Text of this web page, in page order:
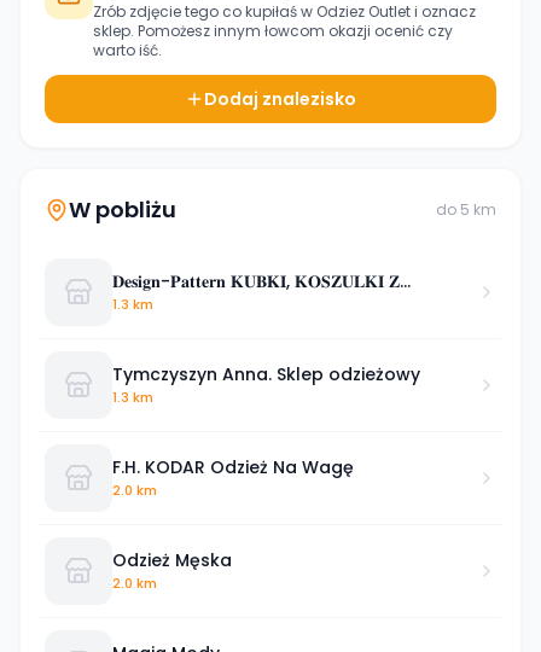
Zrób zdjęcie tego co kupiłaś w Odziez Outleti oznacz
sklep. Pomożesz innym łowcom okazji ocenić czy
warto iść.
Dodaj znalezisko
W pobliżu do 5 km
𝐃𝐞𝐬𝐢𝐠𝐧-𝐏𝐚𝐭𝐭𝐞𝐫𝐧 𝐊𝐔𝐁𝐊𝐈, 𝐊𝐎𝐒𝐙𝐔𝐋𝐊𝐈 𝐙
𝐍𝐀𝐃𝐑𝐔𝐊𝐈𝐄𝐌 𝐎𝐝𝐳𝐢𝐞ż 𝐑
1.3 km
Tymczyszyn Anna. Sklep odzieżowy
1.3 km
F.H. KODAR Odzież Na Wagę
2.0 km
Odzież Męska
2.0 km